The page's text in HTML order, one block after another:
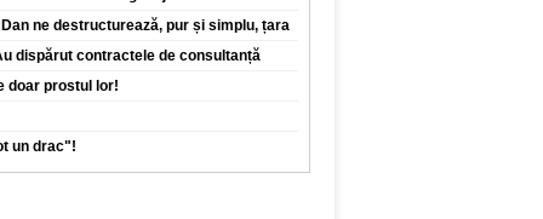
ne destructurează, pur și simplu, țara
dispărut contractele de consultanță
doar prostul lor!
un drac"!